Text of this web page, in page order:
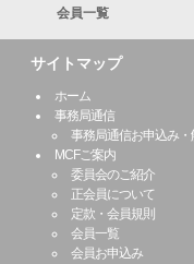
会員一覧
サイトマップ
ホーム
事務局通信
事務局通信お申込み・
MCFご案内
委員会のご紹介
正会員について
定款・会員規則
会員一覧
会員お申込み